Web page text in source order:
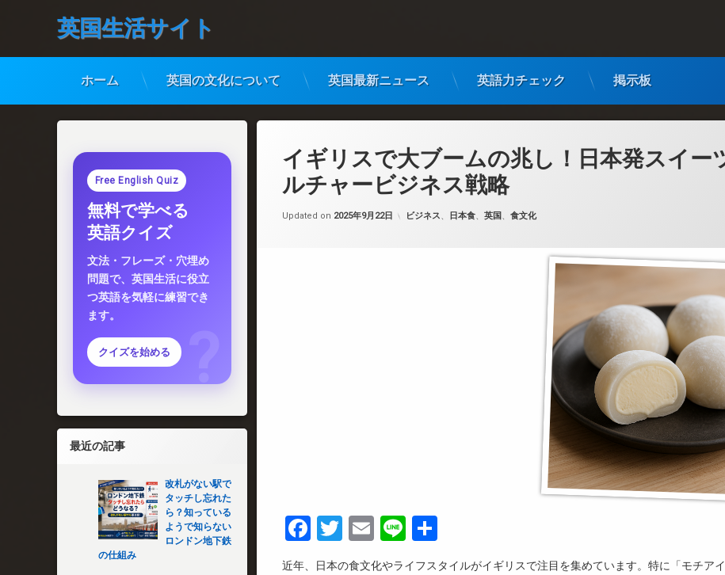
コ
英国生活サイト
ホーム 英国の文化について 英国最新ニュース 英語力チェック 掲示板
イギリスで大ブームの兆し！日本発スイー
ルチャービジネス戦略
Updated on 2025年9月22日 カテゴリー:
ビジネス、 日本食、 英国 、 食文化
Facebook
Twitter
Email
Line
有
近年、日本の食文化やライフスタイルがイギリスで注目を集めています。特に「モチア
Free English Quiz
無料で学べる
英語クイズ
文法・フレーズ・穴埋め
問題で、英国生活に役立
つ英語を気軽に練習でき
ます。
クイズを始める
最近の記事
改札がない駅で
タッチし忘れた
ら？知っている
ようで知らない
ロンドン地下鉄
の仕組み